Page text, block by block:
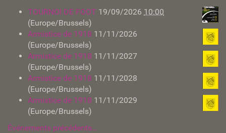
TOURNOI DE FOOT 19/09/2026 10:00
(Europe/Brussels)
Armistice de 1918 11/11/2026
(Europe/Brussels)
Armistice de 1918 11/11/2027
(Europe/Brussels)
Armistice de 1918 11/11/2028
(Europe/Brussels)
Armistice de 1918 11/11/2029
(Europe/Brussels)
Événements précédents…